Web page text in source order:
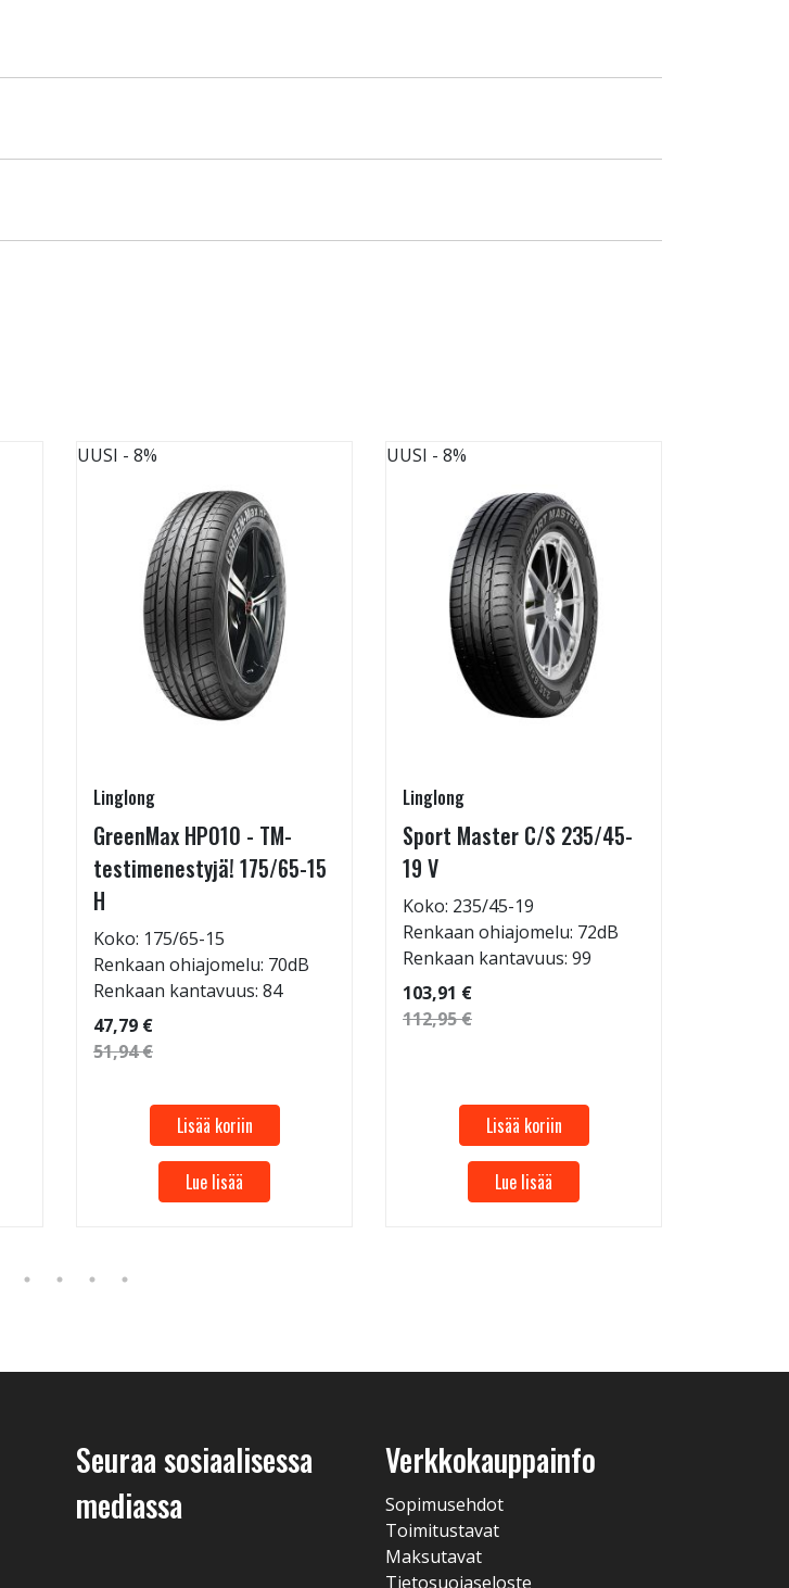
UUSI - 8%
Linglong
GreenMax HP010 - TM-
testimenestyjä! 175/65-15
H
Koko: 175/65-15
Renkaan ohiajomelu: 70dB
Renkaan kantavuus: 84
47,79 €
51,94 €
Lisää koriin
Lue lisää
UUSI - 8%
Linglong
Sport Master C/S 235/45-
19 V
Koko: 235/45-19
Renkaan ohiajomelu: 72dB
Renkaan kantavuus: 99
103,91 €
112,95 €
Lisää koriin
Lue lisää
Seuraa sosiaalisessa
mediassa
Verkkokauppainfo
Sopimusehdot
Toimitustavat
Maksutavat
Tietosuojaseloste